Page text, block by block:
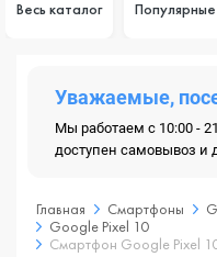
Весь каталог
Уважаемые,
Мы работаем с 10:00 -
доступен самовывоз и
Главная Смартфоны
Google Pixel 10
Смартфон Google Pixel